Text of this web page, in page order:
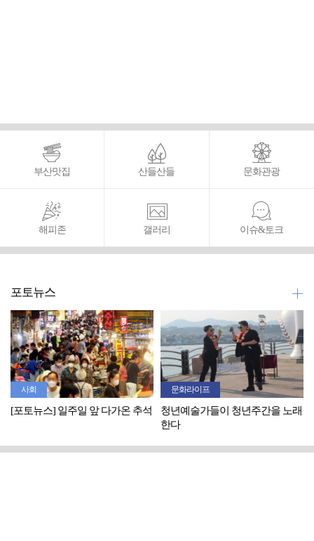
부산맛집 산들산들 문화관광
해피존 갤러리 이슈&토크
포토뉴스
사회
[포토뉴스] 일주일 앞 다가온 추석
문화라이프
청년예술가들이 청년주간을 노래
한다